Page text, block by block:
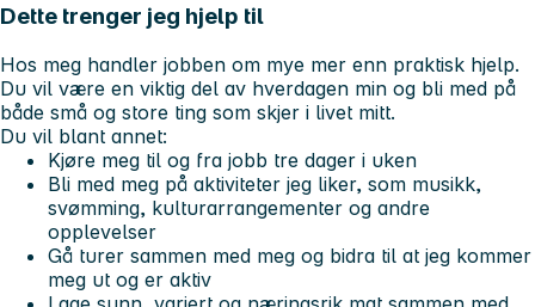
Dette trenger jeg hjelp til
Hos meg handler jobben om mye mer enn praktisk hjelp.
Du vil være en viktig del av hverdagen min og bli med på
både små og store ting som skjer i livet mitt.
Du vil blant annet:
Kjøre meg til og fra jobb tre dager i uken
Bli med meg på aktiviteter jeg liker, som musikk,
svømming, kulturarrangementer og andre
opplevelser
Gå turer sammen med meg og bidra til at jeg kommer
meg ut og er aktiv